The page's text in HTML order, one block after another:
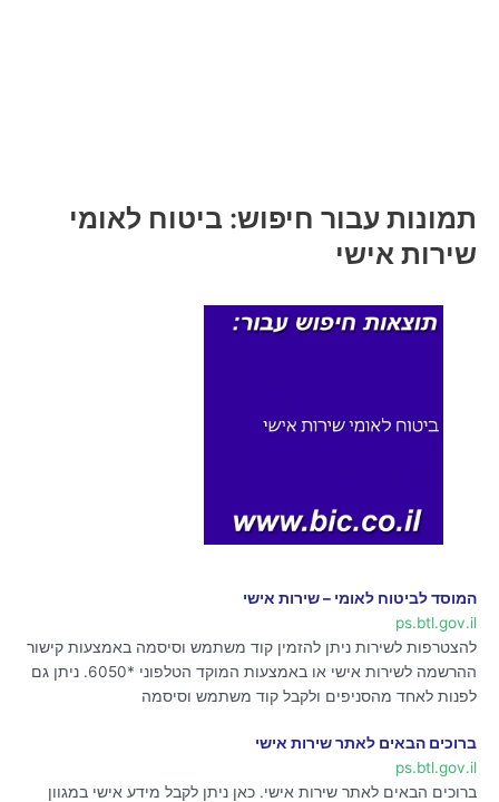
תמונות עבור חיפוש: ביטוח לאומי
שירות אישי
המוסד לביטוח לאומי – שירות אישי
ps.btl.gov.il
להצטרפות לשירות ניתן להזמין קוד משתמש וסיסמה באמצעות קישור
ההרשמה לשירות אישי או באמצעות המוקד הטלפוני *6050. ניתן גם
לפנות לאחד מהסניפים ולקבל קוד משתמש וסיסמה
ברוכים הבאים לאתר שירות אישי
ps.btl.gov.il
ברוכים הבאים לאתר שירות אישי. כאן ניתן לקבל מידע אישי במגוון